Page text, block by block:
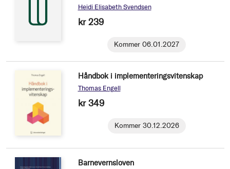
Heidi Elisabeth Svendsen
kr 239
Kommer 06.01.2027
Håndbok i implementeringsvitenskap
Thomas Engell
kr 349
Kommer 30.12.2026
Barnevernsloven